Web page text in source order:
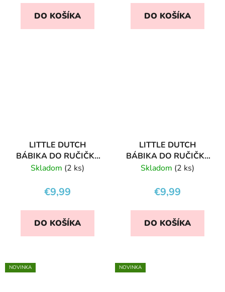
DO KOŠÍKA DO KOŠÍKA
LITTLE DUTCH
BÁBIKA DO RUČIČKY
ROSA
Skladom (2 ks)
€9,99
DO KOŠÍKA
LITTLE DUTCH
BÁBIKA DO RUČIČKY
JIM
Skladom (2 ks)
€9,99
DO KOŠÍKA
NOVINKA NOVINKA